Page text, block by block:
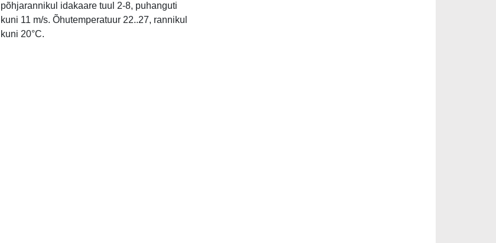
põhjarannikul idakaare tuul 2-8, puhanguti
kuni 11 m/s. Õhutemperatuur 22..27, rannikul
kuni 20°C.